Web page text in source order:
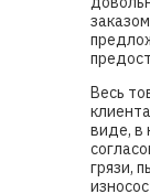
Весь
виде, в
грязи,